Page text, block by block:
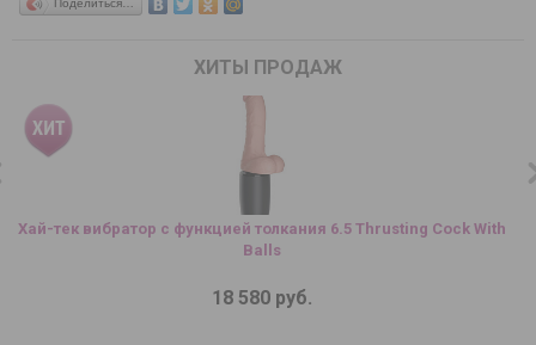
ХИТЫ ПРОДАЖ
Хай-тек вибратор с функцией толкания 6.5 Thrusting Cock With
Balls
18 580 руб.